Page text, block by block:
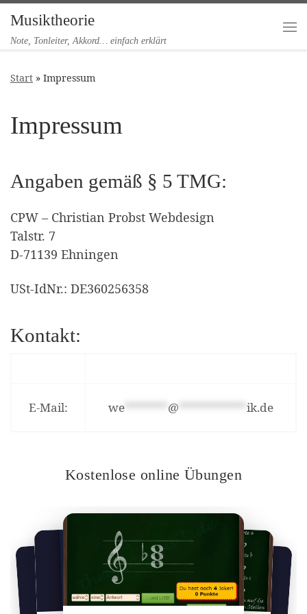
Zum Inhalt springen
Musiktheorie
Note, Tonleiter, Akkord… einfach erklärt
Start » Impressum
Impressum
Angaben gemäß § 5 TMG:
CPW – Christian Probst Webdesign
Talstr. 7
D-71139 Ehningen
USt-IdNr.: DE360256358
Kontakt:
E-Mail: we******* @ ik.de
Kostenlose online Übungen